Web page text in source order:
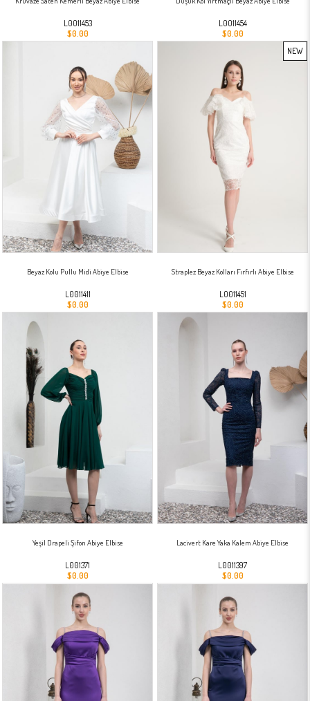
L0011453
$0.00
L0011454
$0.00
Beyaz Kolu Pullu Midi Abiye Elbise
L0011411
$0.00
Straplez Beyaz Kolları Fırfırlı Abiye Elbise
L0011451
$0.00
NEW
Yeşil Drapeli Şifon Abiye Elbise
L001371
$0.00
Lacivert Kare Yaka Kalem Abiye Elbise
L0011397
$0.00